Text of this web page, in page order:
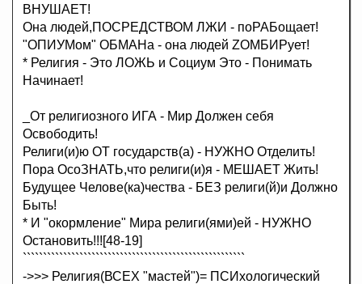
ВНУШАЕТ!
Она людей,ПОСРЕДСТВОМ ЛЖИ - поРАБощает!
"ОПИУМом" ОБМАНа - она людей ZОМБИРует!
* Религия - Это ЛОЖЬ и Социум Это - Понимать
Начинает!
_От религиозного ИГА - Мир Должен себя
Освободить!
Религи(и)ю ОТ государств(а) - НУЖНО Отделить!
Пора ОсоЗНАТЬ,что религи(и)я - МЕШАЕТ Жить!
Будущее Челове(ка)чества - БЕЗ религи(й)и Должно
Быть!
* И "окормление" Мира религи(ями)ей - НУЖНО
Остановить!!![48-19]
```````````````````````````````````````````````````````
->>> Религия(ВСЕХ "мастей")= ПСИхологический